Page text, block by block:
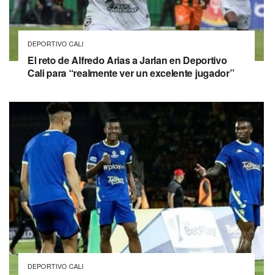
DEPORTIVO CALI
El reto de Alfredo Arias a Jarlan en Deportivo
Cali para “realmente ver un excelente jugador”
DEPORTIVO CALI